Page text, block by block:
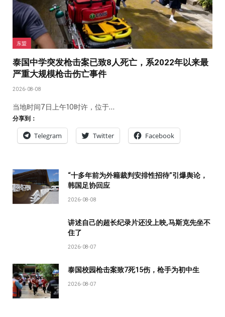
东盟
泰国中学突发枪击案已致8人死亡，系2022年以来最
严重大规模枪击伤亡事件
2026-08-08
当地时间7日上午10时许，位于…
分享到：
Telegram Twitter Facebook
“十多年前为外籍裁判安排性招待”引爆舆论，
韩国足协回应
2026-08-08
讲述自己的超长纪录片还没上映,马斯克先坐不
住了
2026-08-07
泰国校园枪击案致7死15伤，枪手为初中生
2026-08-07